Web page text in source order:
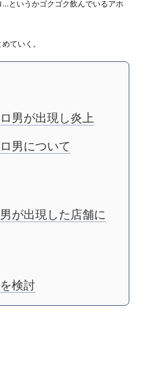
というかゴクゴク飲んでいるアホ
ていく。
男が出現し炎上
男について
が出現した店舗に
検討